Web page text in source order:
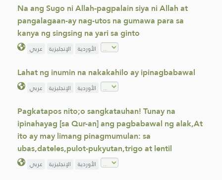
Na ang Sugo ni Allah-pagpalain siya ni Allah at
pangalagaan-ay nag-utos na gumawa para sa
kanya ng singsing na yari sa ginto
عربي الإنجليزية الأوردية
Lahat ng inumin na nakakahilo ay ipinagbabawal
عربي الإنجليزية الأوردية
Pagkatapos nito;o sangkatauhan! Tunay na
ipinahayag [sa Qur-an] ang pagbabawal ng alak,At
ito ay may limang pinagmumulan: sa
ubas,dateles,pulot-pukyutan,trigo at lentil
عربي الإنجليزية الأوردية